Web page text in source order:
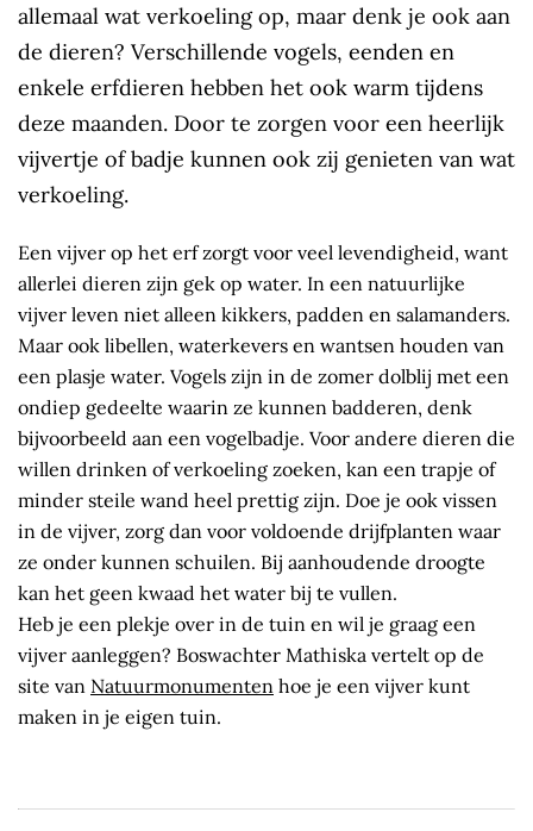
allemaal wat verkoeling op, maar denk je ook aan
de dieren? Verschillende vogels, eenden en
enkele erfdieren hebben het ook warm tijdens
deze maanden. Door te zorgen voor een heerlijk
vijvertje of badje kunnen ook zij genieten van wat
verkoeling.
Een vijver op het erf zorgt voor veel levendigheid, want
allerlei dieren zijn gek op water. In een natuurlijke
vijver leven niet alleen kikkers, padden en salamanders.
Maar ook libellen, waterkevers en wantsen houden van
een plasje water. Vogels zijn in de zomer dolblij met een
ondiep gedeelte waarin ze kunnen badderen, denk
bijvoorbeeld aan een vogelbadje. Voor andere dieren die
willen drinken of verkoeling zoeken, kan een trapje of
minder steile wand heel prettig zijn. Doe je ook vissen
in de vijver, zorg dan voor voldoende drijfplanten waar
ze onder kunnen schuilen. Bij aanhoudende droogte
kan het geen kwaad het water bij te vullen.
Heb je een plekje over in de tuin en wil je graag een
vijver aanleggen? Boswachter Mathiska vertelt op de
site van Natuurmonumenten hoe je een vijver kunt
maken in je eigen tuin.